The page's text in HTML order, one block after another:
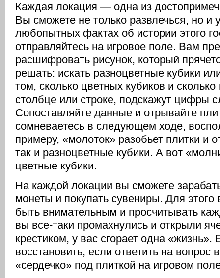
Каждая локация — одна из
Вы сможете не только развлечься, но и
любопытных фактах об истории этого
отправляйтесь на игровое поле. Вам
расшифровать рисунок, который
решать: искать разноцветные кубики
том, сколько цветных кубиков и сколько
столбце или строке, подскажут цифры
Сопоставляйте данные и отрывайте
сомневаетесь в следующем ходе,
примеру, «молоток» разобьет плитки и
так и разноцветные кубики. А вот
цветные кубики.
На каждой локации вы сможете
монеты и покупать сувениры. Для этого
быть внимательным и просчитывать
вы все-таки промахнулись и открыли
крестиком, у вас сгорает одна
восстановить, если ответить на вопрос
«сердечко» под плиткой на игровом